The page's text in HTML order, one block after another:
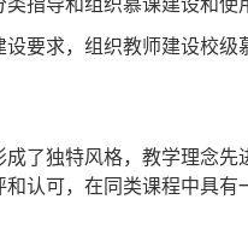
，制订校级慕课建设计划
类指导和组织慕课建设和使
要求，组织教师建设校
了独特风格，教学理念先
认可，在同类课程中具有